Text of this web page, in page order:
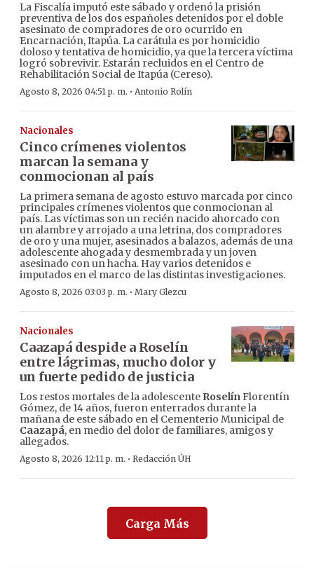
La Fiscalía imputó este sábado y ordenó la prisión
preventiva de los dos españoles detenidos por el doble
asesinato de compradores de oro ocurrido en
Encarnación, Itapúa. La carátula es por homicidio
doloso y tentativa de homicidio, ya que la tercera víctima
logró sobrevivir. Estarán recluidos en el Centro de
Rehabilitación Social de Itapúa (Cereso).
Agosto 8, 2026 04:51 p. m. · Antonio Rolín
Nacionales
Cinco crímenes violentos
marcan la semana y
conmocionan al país
La primera semana de agosto estuvo marcada por cinco
principales crímenes violentos que conmocionan al
país. Las víctimas son un recién nacido ahorcado con
un alambre y arrojado a una letrina, dos compradores
de oro y una mujer, asesinados a balazos, además de una
adolescente ahogada y desmembrada y un joven
asesinado con un hacha. Hay varios detenidos e
imputados en el marco de las distintas investigaciones.
Agosto 8, 2026 03:03 p. m. · Mary Glezcu
Nacionales
Caazapá despide a Roselín
entre lágrimas, mucho dolor y
un fuerte pedido de justicia
Los restos mortales de la adolescente RoselínFlorentín
Gómez, de 14 años, fueron enterrados durante la
mañana de este sábado en el Cementerio Municipal de
Caazapá, en medio del dolor de familiares, amigos y
allegados.
Agosto 8, 2026 12:11 p. m. · Redacción ÚH
Carga Más